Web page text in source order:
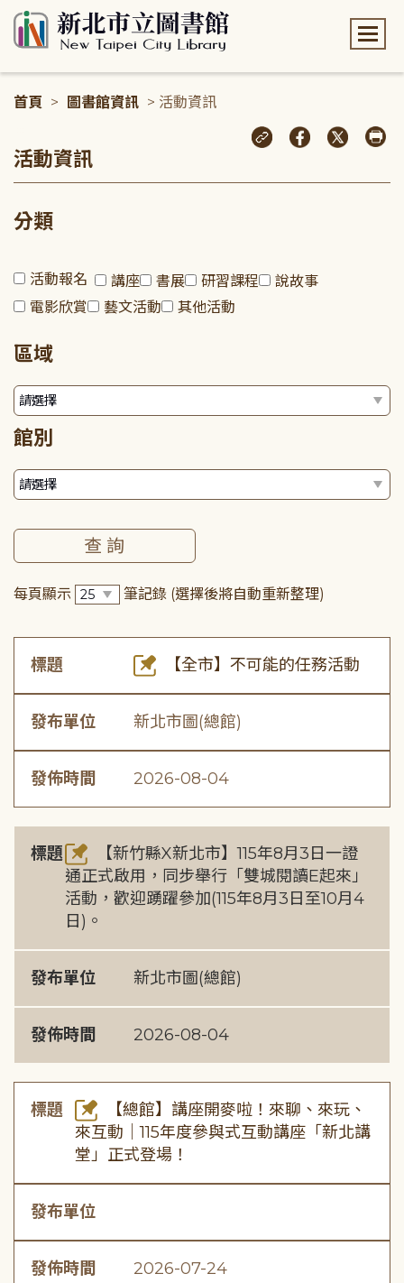
首頁 > 圖書館資訊 > 活動資訊
活動資訊
分類
活動報名 講座 書展 研習課程
說故事
電影欣賞
藝文活動 其他活動
區域
館別
每頁顯示 筆記錄 (選擇後將自動重新整理)
標題 【全市】不可能的任務活動
發布單位 新北市圖(總館)
發佈時間 2026-08-04
標題
【新竹縣X新北市】115年8月3日一證
通正式啟用，同步舉行「雙城閱讀E起來」
活動，歡迎踴躍參加(115年8月3日至10月4
日)。
發布單位 新北市圖(總館)
發佈時間 2026-08-04
標題
【總館】講座開麥啦！來聊、來玩、
來互動｜115年度參與式互動講座「新北講
堂」正式登場！
發布單位
發佈時間 2026-07-24